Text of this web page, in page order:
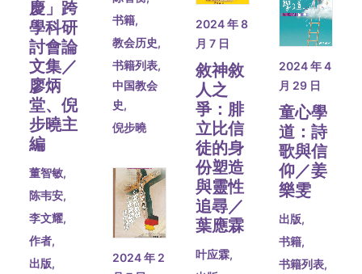
书籍,
教会历史,
书籍列表,
中国教会
史,
倪步曉
慶」跨
學科研
討會論
文集／
廖炳
堂、倪
步曉主
編
董智敏,
陈韦安,
李文耀,
作者,
出版,
2024 年 8
月 7 日
敘神敘
人之
爭：腓
立比信
徒的身
份塑造
與靈性
追尋／
葉應霖
叶应霖,
2024 年 4
月 29 日
童心學
道：詩
歌與信
仰／姜
樂雯
出版,
书籍,
书籍列表,
2024 年 2